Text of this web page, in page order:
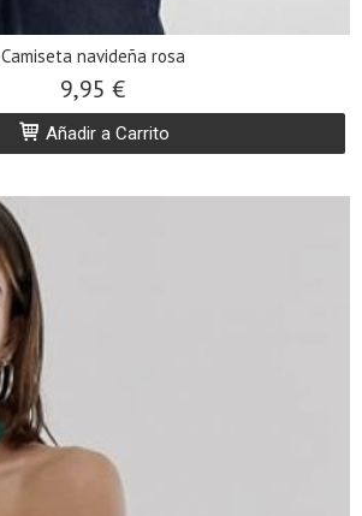
Camiseta navideña rosa
9,95 €
Añadir a Carrito